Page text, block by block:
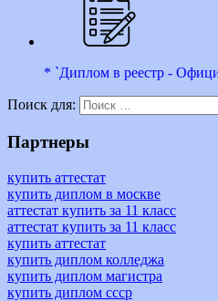
* `Диплом в реестр -
Поиск для:
Партнеры
купить аттестат
купить диплом в москве
аттестат купить за 11 класс
аттестат купить за 11 класс
купить аттестат
купить диплом колледжа
купить диплом магистра
купить диплом ссср